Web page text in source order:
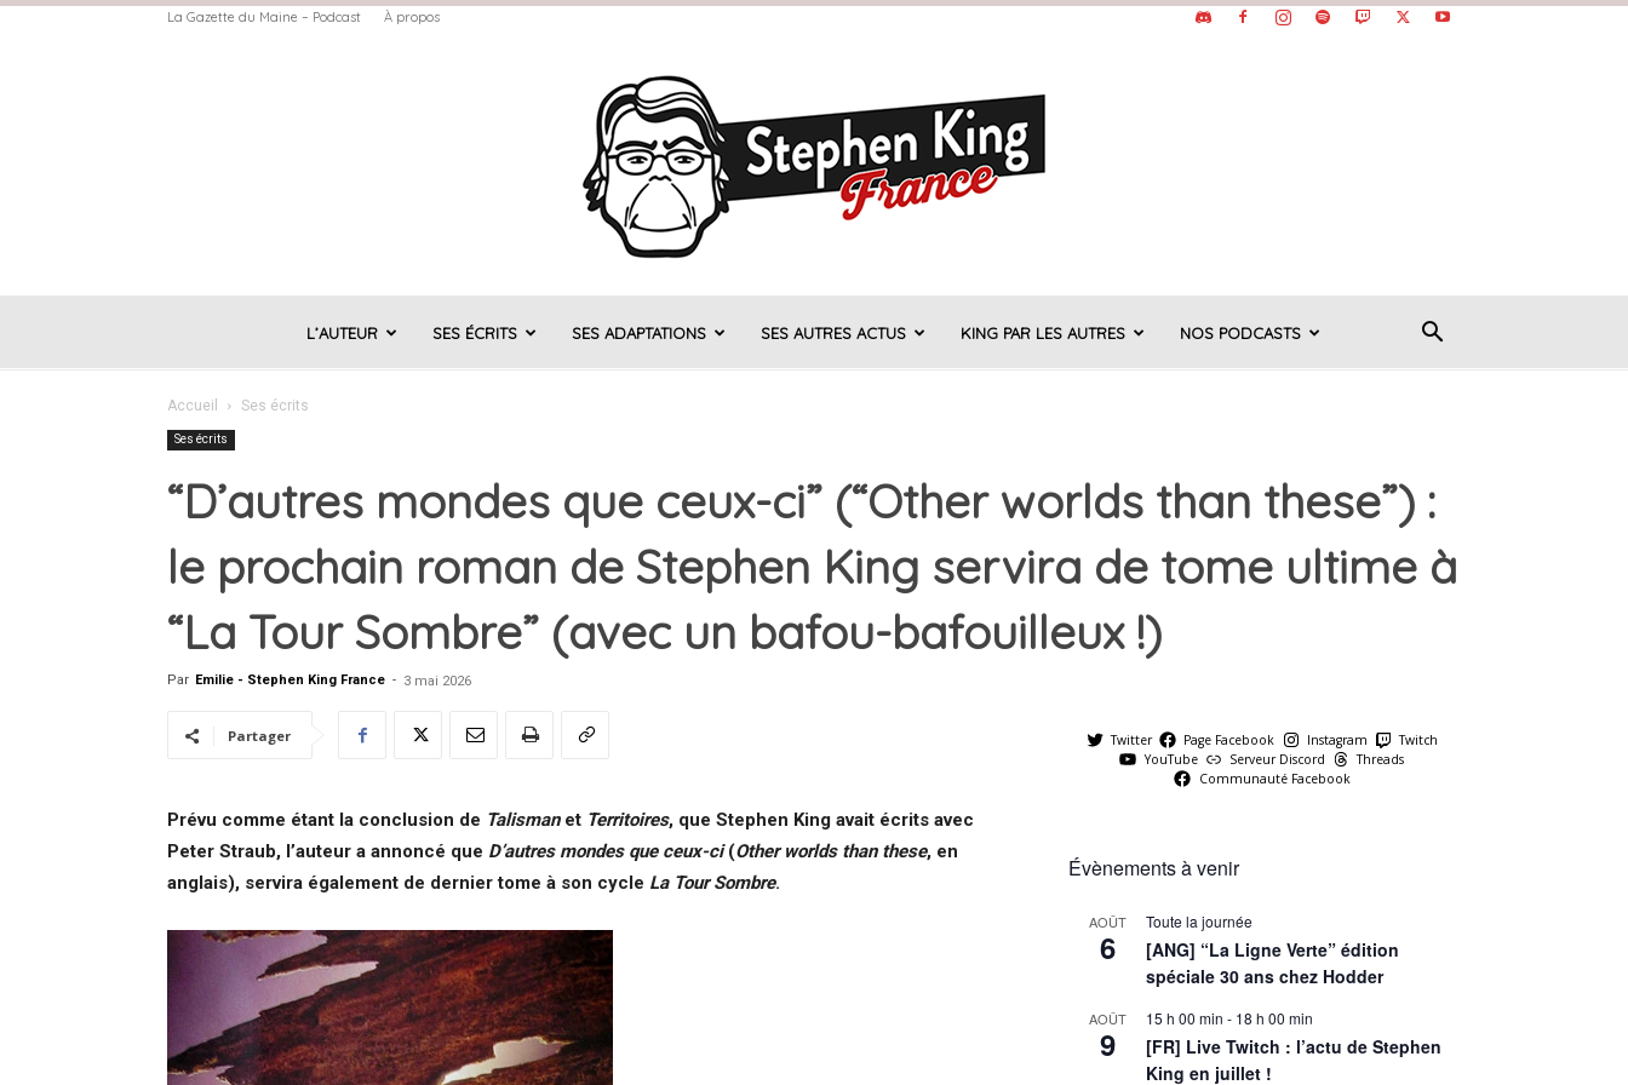
La Gazette du Maine – Podcast À propos
Stephen
King
L’AUTEUR SES ÉCRITS SES ADAPTATIONS SES AUTRES ACTUS KING PAR LES AUTRES NOS PODCASTS
Accueil Ses écrits
Ses écrits
“D’autres mondes que ceux-ci” (“Other worlds than these”) :
le prochain roman de Stephen King servira de tome ultime à
“La Tour Sombre” (avec un bafou-bafouilleux !)
Par Emilie - Stephen King France - 3 mai 2026
Partager
Prévu comme étant la conclusion de Talismanet Territoires, que Stephen King avait écrits avec
Peter Straub, l’auteur a annoncé que D’autres mondes que ceux-ci(Other worlds than these, en
anglais), servira également de dernier tome à son cycle La Tour Sombre.
Twitter Page Facebook Instagram
Twitch
YouTube
Serveur Discord
Threads
Communauté Facebook
Évènements à venir
AOÛT
6
Toute la journée
[ANG] “La Ligne Verte” édition
spéciale 30 ans chez Hodder
AOÛT
9
15 h 00 min - 18 h 00 min
[FR] Live Twitch : l’actu de Stephen
King en juillet !